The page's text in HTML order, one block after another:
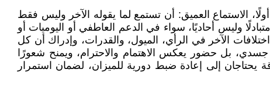
الاستماع العميق: أن تستمع لما يقوله الآخر وليس فقط
وليس أحاديًا، سواء في الدعم العاطفي أو اليوميات أو
الآخر في الرأي، الميول، والقدرات، وإدراك أن كل
بل حضور يعكس الاهتمام والاحترام، ويمنح شعورًا
يحتاجان إلى إعادة ضبط دورية للميزان، لضمان استمرار